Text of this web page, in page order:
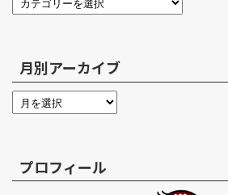
月別アーカイブ
プロフィール